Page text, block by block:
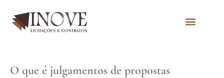
O que é julgamentos de propostas